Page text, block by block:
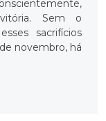
Sem o
sacrifícios
novembro, há